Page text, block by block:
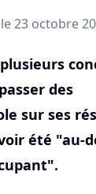
23 octobre
des
sur ses
été "au-